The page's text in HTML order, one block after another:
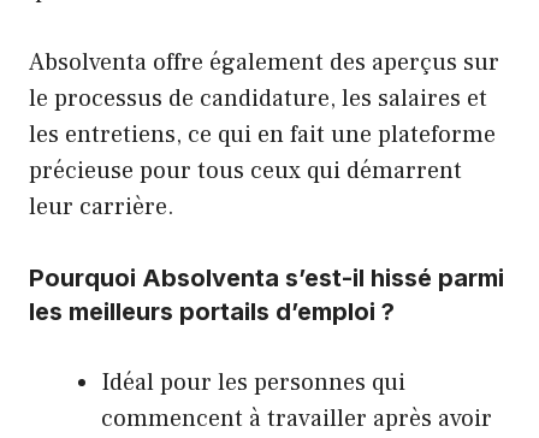
Absolventa offre également des aperçus sur
le processus de candidature, les salaires et
les entretiens, ce qui en fait une plateforme
précieuse pour tous ceux qui démarrent
leur carrière.
Pourquoi Absolventa s’est-il hissé parmi
les meilleurs portails d’emploi ?
Idéal pour les personnes qui
commencent à travailler après avoir